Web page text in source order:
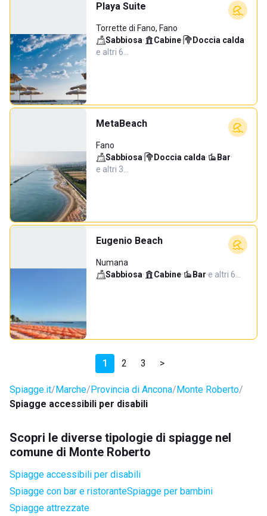
Playa Suite
Torrette di Fano, Fano
Sabbiosa· Cabine· Doccia calda·
e altri 6…
MetaBeach
Fano
Sabbiosa· Doccia calda· Bar·
e altri 3…
Eugenio Beach
Numana
Sabbiosa· Cabine· Bar·e altri 6…
1 2 3 >
Spiagge.it Marche Provincia di Ancona Monte Roberto
Spiagge accessibili per disabili
Scopri le diverse tipologie di spiagge nel
comune di Monte Roberto
Spiagge accessibili per disabili
Spiagge con bar e ristoranteSpiagge per bambini
Spiagge attrezzate